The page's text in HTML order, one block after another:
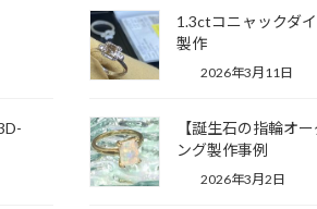
1.3ctコニャックダ
製作
2026年3月11日
【誕生石の指輪オ
ング製作事例
2026年3月2日